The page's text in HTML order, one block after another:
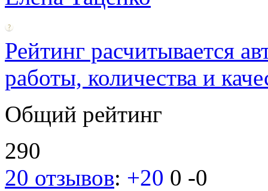
Рейтинг расчитывается
работы, количества и
Общий рейтинг
290
20 отзывов: +20 0 -0